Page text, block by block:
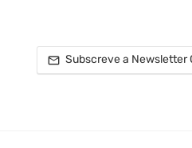
Subscreve a Newsletter